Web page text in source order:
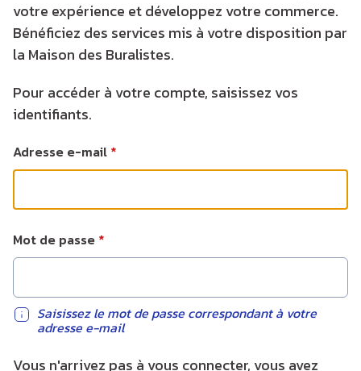
votre expérience et développez votre commerce.
Bénéficiez des services mis à votre disposition par
la Maison des Buralistes.
Pour accéder à votre compte, saisissez vos
identifiants.
Adresse e-mail
Mot de passe
Saisissez le mot de passe correspondant à votre
adresse e-mail
Vous n'arrivez pas à vous connecter, vous avez